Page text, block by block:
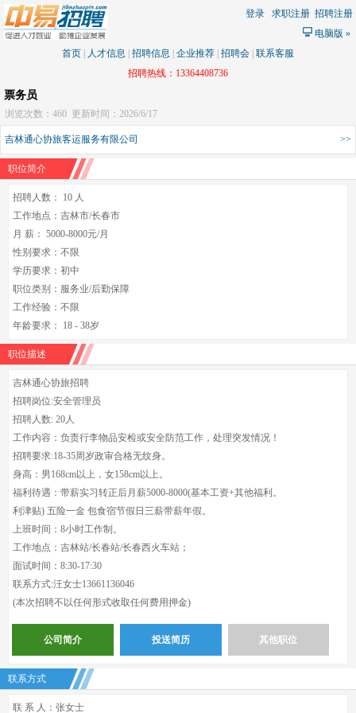
登录 求职注册 招聘注册
电脑版 »
首页
人才信息 招聘信息 企业推荐 招聘会 联系客服
招聘热线：13364408736
票务员
浏览次数：460 更新时间：2026/6/17
>>
吉林通心协旅客运服务有限公司
职位简介
招聘人数： 10 人
工作地点：吉林市/长春市
月 薪： 5000-8000元/月
性别要求：不限
学历要求：初中
职位类别：服务业/后勤保障
工作经验：不限
年龄要求： 18 - 38岁
职位描述
吉林通心协旅招聘
招聘岗位:安全管理员
招聘人数: 20人
工作内容：负责行李物品安检或安全防范工作，处理突发情况！
招聘要求:18-35周岁政审合格无纹身。
身高：男168cm以上，女158cm以上。
福利待遇：带薪实习转正后月薪5000-8000(基本工资+其他福利。
利津贴) 五险一金 包食宿节假日三薪带薪年假。
上班时间：8小时工作制。
工作地点：吉林站/长春站/长春西火车站；
面试时间：8:30-17:30
联系方式:汪女士13661136046
(本次招聘不以任何形式收取任何费用押金)
公司简介 投送简历 其他职位
联系方式
联 系 人：张女士